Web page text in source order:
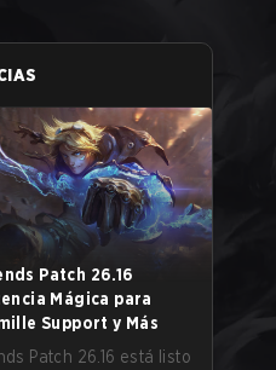
Patch 26.16
Mágica para
Support y Más
Patch 26.16 está listo